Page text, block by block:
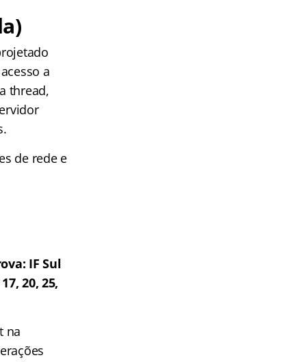
a
thread,
de rede e
IF Sul
20, 25,
na